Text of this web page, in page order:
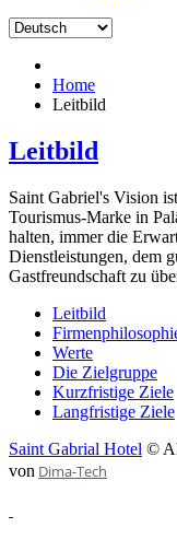
Home
Leitbild
Leitbild
Saint Gabriel's Vision
Tourismus-Marke in
halten, immer die
Dienstleistungen, dem
Gastfreundschaft zu
Leitbild
Werte
Die Zielgruppe
Kurzfristige Ziele
Langfristige Ziele
Saint Gabrial Hotel ©
von Dima-Tech